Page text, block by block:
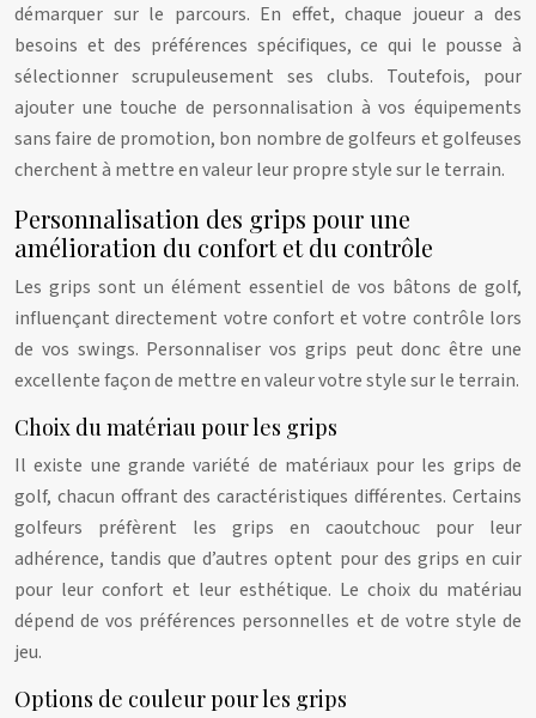
démarquer sur le parcours. En effet, chaque joueur a des
besoins et des préférences spécifiques, ce qui le pousse à
sélectionner scrupuleusement ses clubs. Toutefois, pour
ajouter une touche de personnalisation à vos équipements
sans faire de promotion, bon nombre de golfeurs et golfeuses
cherchent à mettre en valeur leur propre style sur le terrain.
Personnalisation des grips pour une
amélioration du confort et du contrôle
Les grips sont un élément essentiel de vos bâtons de golf,
influençant directement votre confort et votre contrôle lors
de vos swings. Personnaliser vos grips peut donc être une
excellente façon de mettre en valeur votre style sur le terrain.
Choix du matériau pour les grips
Il existe une grande variété de matériaux pour les grips de
golf, chacun offrant des caractéristiques différentes. Certains
golfeurs préfèrent les grips en caoutchouc pour leur
adhérence, tandis que d’autres optent pour des grips en cuir
pour leur confort et leur esthétique. Le choix du matériau
dépend de vos préférences personnelles et de votre style de
jeu.
Options de couleur pour les grips